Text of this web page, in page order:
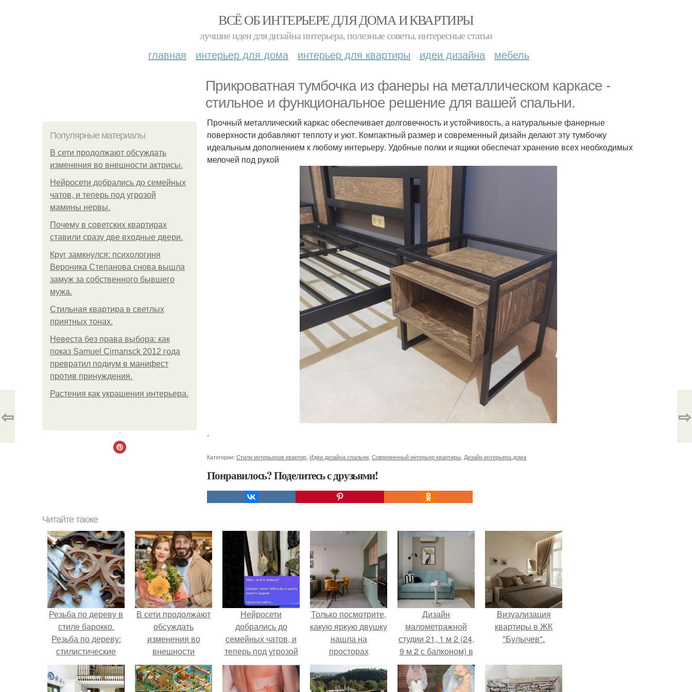
ВСЁ ОБ ИНТЕРЬЕРЕ ДЛЯ ДОМА И КВАРТИРЫ
лучшие идеи для дизайна интерьера, полезные советы, интересные статьи
главная интерьер для дома интерьер для квартиры идеи дизайна мебель
Прикроватная тумбочка из фанеры на металлическом каркасе -
стильное и функциональное решение для вашей спальни.
Популярные материалы
В сети продолжают обсуждать
изменения во внешности актрисы.
Нейросети добрались до семейных
чатов, и теперь под угрозой
мамины нервы.
Почему в советских квартирах
ставили сразу две входные двери.
Круг замкнулся: психологиня
Вероника Степанова снова вышла
замуж за собственного бывшего
мужа.
Стильная квартира в светлых
приятных тонах.
Невеста без права выбора: как
показ Samuel Cirnansck 2012 года
превратил подиум в манифест
против принуждения.
Растения как украшения интерьера.
Прочный металлический каркас обеспечивает долговечность и устойчивость, а натуральные фанерные
поверхности добавляют теплоту и уют. Компактный размер и современный дизайн делают эту тумбочку
идеальным дополнением к любому интерьеру. Удобные полки и ящики обеспечат хранение всех необходимых
мелочей под рукой
.
Категории: Стили интерьеров квартир Идеи дизайна спальни Современный интерьер квартиры Дизайн интерьера дома
Понравилось? Поделитесь с друзьями!
⇦ ⇨
Читайте также
Резьба по дереву в
стиле барокко.
Резьба по дереву:
стилистические
направления и
характерные узоры.
В сети продолжают
обсуждать
изменения во
внешности
актрисы.
Нейросети
добрались до
семейных чатов, и
теперь под угрозой
мамины нервы.
Только посмотрите,
какую яркую двушку
нашла на
просторах
интернета!
Дизайн
малометражной
студии 21, 1 м 2 (24,
9 м 2 с балконом) в
Краснодаре.
Визуализация
квартиры в ЖК
"Булычев".